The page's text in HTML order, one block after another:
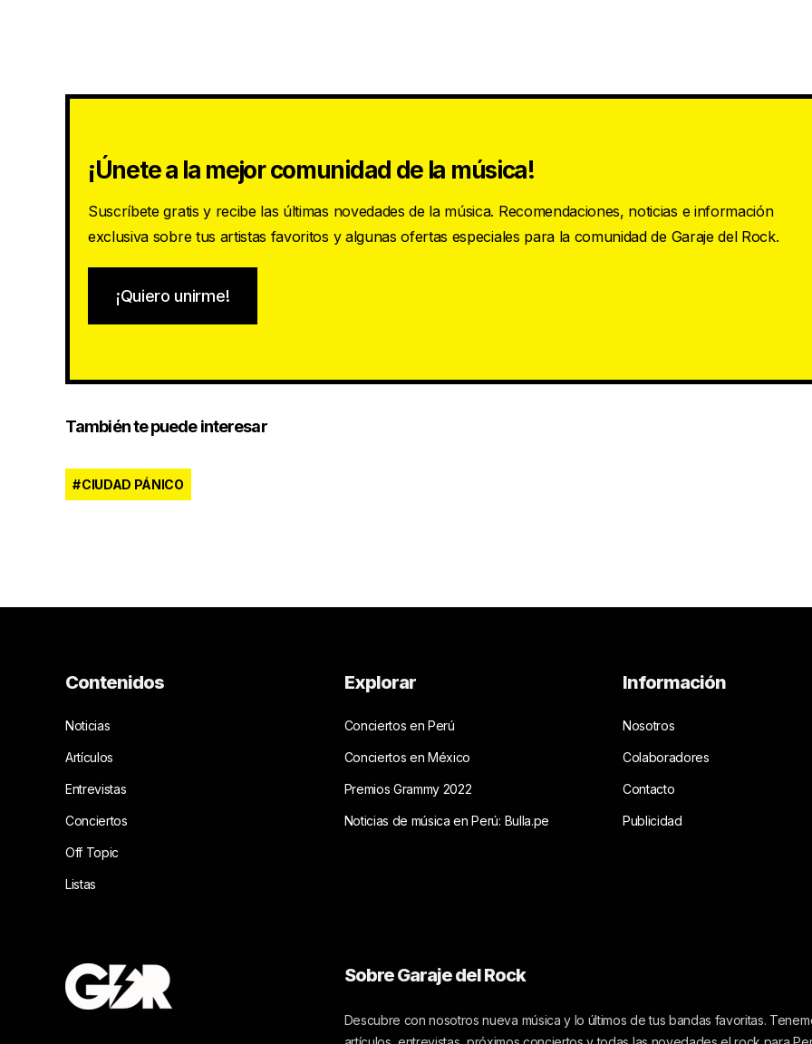
¡Únete a la mejor comunidad de la música!
Suscríbete gratis y recibe las últimas novedades de la música. Recomendaciones, noticias e información
exclusiva sobre tus artistas favoritos y algunas ofertas especiales para la comunidad de Garaje del Rock.
¡Quiero unirme!
También te puede interesar
CIUDAD PÁNICO
Contenidos
Noticias
Artículos
Entrevistas
Conciertos
Off Topic
Listas
Explorar
Conciertos en Perú
Conciertos en México
Premios Grammy 2022
Noticias de música en Perú: Bulla.pe
Información
Nosotros
Colaboradores
Contacto
Publicidad
Sobre Garaje del Rock
Descubre con nosotros nueva música y lo últimos de tus bandas favoritas.